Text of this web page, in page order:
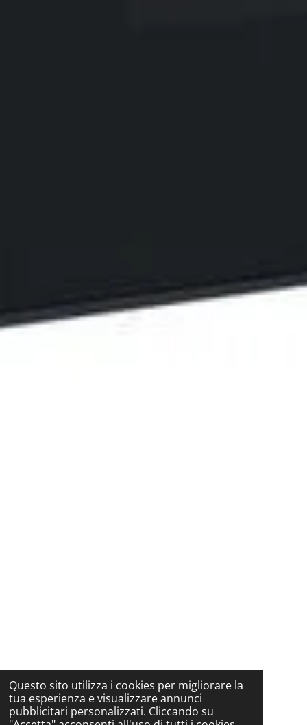
Questo sito utilizza i cookies per migliorare la
tua esperienza e visualizzare annunci
pubblicitari personalizzati. Cliccando su